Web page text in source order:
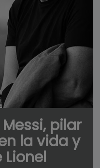
pilar
la vida y